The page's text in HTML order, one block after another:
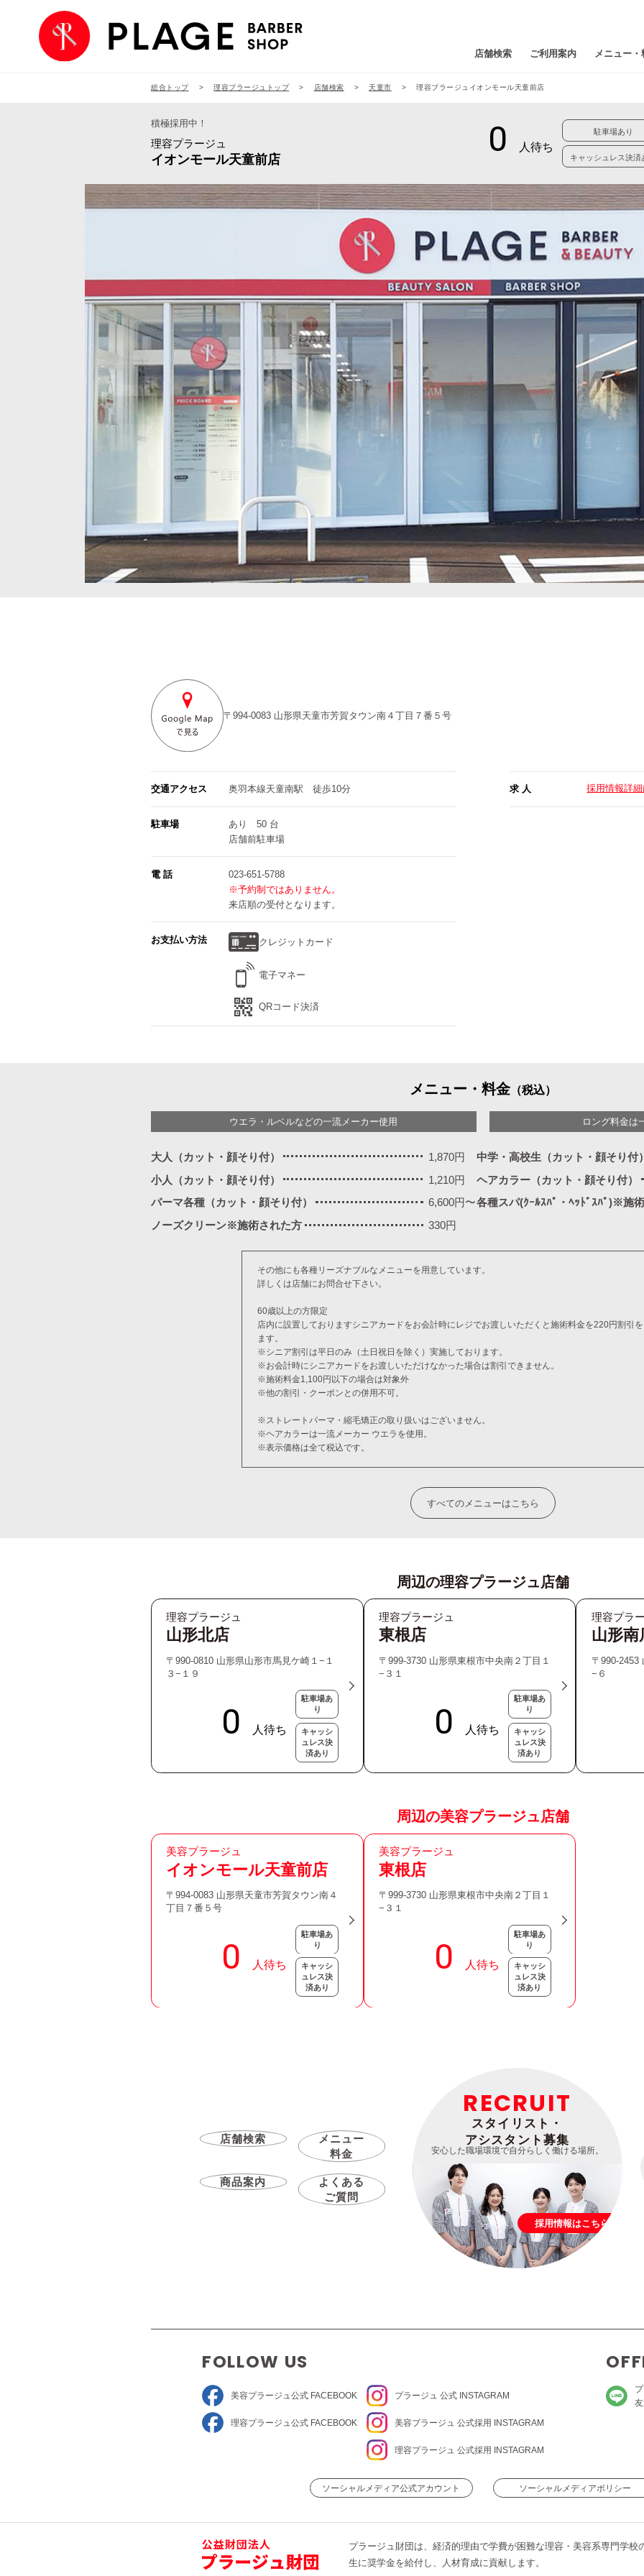
店舗検索 ご利用案内 メニュー・
総合トップ 理容プラージュトップ 店舗検索 天童市 理容プラージュイオンモール天童前店
積極採用中！
理容プラージュ
イオンモール天童前店
駐車場あり
キャッシュレス決済
〒994-0083 山形県天童市芳賀タウン南４丁目７番５号
交通アクセス 奥羽本線天童南駅 徒歩10分
駐車場
あり 50 台
店舗前駐車場
電 話
023-651-5788
※予約制ではありません。
来店順の受付となります。
お支払い方法 クレジットカード
電子マネー
QRコード決済
求 人 採用情報詳
メニュー・料金（税込）
ウエラ・ルベルなどの一流メーカー使用 ロング料金は
大人（カット・顔そり付） 1,870円 中学・高校生（カット・顔そり付）
小人（カット・顔そり付）
1,210円 ヘアカラー（カット・顔そり付）
パーマ各種（カット・顔そり付）
6,600円〜各種スパ(ｸｰﾙｽﾊﾟ・ﾍｯﾄﾞｽﾊﾟ)※施
ノーズクリーン※施術された方
330円
その他にも各種リーズナブルなメニューを用意しています。
詳しくは店舗にお問合せ下さい。
60歳以上の方限定
店内に設置しておりますシニアカードをお会計時にレジでお渡しいただくと施術料金を220円割引
ます。
※シニア割引は平日のみ（土日祝日を除く）実施しております。
※お会計時にシニアカードをお渡しいただけなかった場合は割引できません。
※施術料金1,100円以下の場合は対象外
※他の割引・クーポンとの併用不可。
※ストレートパーマ・縮毛矯正の取り扱いはございません。
※ヘアカラーは一流メーカー ウエラを使用。
※表示価格は全て税込です。
すべてのメニューはこちら
周辺の理容プラージュ店舗
理容プラージュ
山形北店
〒990-0810 山形県山形市馬見ケ崎１−１
３−１９
駐車場あ
り
キャッシ
ュレス決
済あり
理容プラージュ
東根店
〒999-3730 山形県東根市中央南２丁目１
−３１
駐車場あ
り
キャッシ
ュレス決
済あり
理容プラ
山形南
〒990-2453
−６
周辺の美容プラージュ店舗
美容プラージュ
イオンモール天童前店
〒994-0083 山形県天童市芳賀タウン南４
丁目７番５号
駐車場あ
り
キャッシ
ュレス決
済あり
美容プラージュ
東根店
〒999-3730 山形県東根市中央南２丁目１
−３１
駐車場あ
り
キャッシ
ュレス決
済あり
店舗検索
メニュー
料金
商品案内
よくある
ご質問
RECRUIT
スタイリスト・
アシスタント募集
安心した職場環境で自分らしく働ける場所。
採用情報はこちら
FOLLOW US
美容プラージュ 公式 FACEBOOK
理容プラージュ 公式 FACEBOOK
プラージュ公式 INSTAGRAM
美容プラージュ 公式採用 INSTAGRAM
理容プラージュ 公式採用 INSTAGRAM
ソーシャルメディア公式アカウント ソーシャルメディアポリシー
プラージュ財団は、経済的理由で学費が困難な理容・美容系専門学校
生に奨学金を給付し、人材育成に貢献します。